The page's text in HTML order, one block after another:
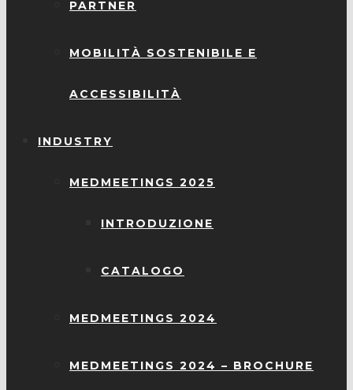
PARTNER
MOBILITÀ SOSTENIBILE E
ACCESSIBILITÀ
INDUSTRY
MEDMEETINGS 2025
INTRODUZIONE
CATALOGO
MEDMEETINGS 2024
MEDMEETINGS 2024 – BROCHURE